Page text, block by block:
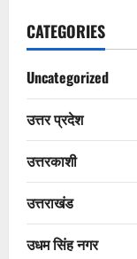
CATEGORIES
Uncategorized
उत्तर प्रदेश
उत्तरकाशी
उत्तराखंड
उधम सिंह नगर